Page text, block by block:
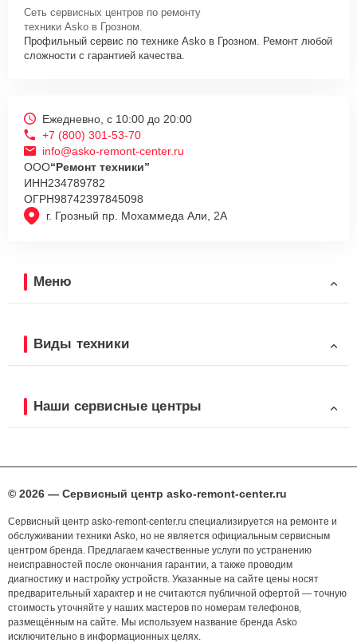
Сеть сервисных центров по ремонту
техники Asko в Грозном.
Профильный сервис по технике Asko в Грозном. Ремонт любой
сложности с гарантией качества.
г. Грозный пр. Мохаммеда Али, 2А
Ежедневно, с 10:00 до 20:00
+7 (800) 301-53-70
info@asko-remont-center.ru
ООО“Ремонт техники”
ИНН234789782
ОГРН98742397845098
Меню
Виды техники
Наши сервисные центры
© 2026 — Сервисный центр asko-remont-center.ru
Сервисный центр asko-remont-center.ru специализируется на ремонте и
обслуживании техники Asko, но не является официальным сервисным
центром бренда. Предлагаем качественные услуги по устранению
неисправностей после окончания гарантии, а также проводим
диагностику и настройку устройств. Указанные на сайте цены носят
предварительный характер и не считаются публичной офертой — точную
стоимость уточняйте у наших мастеров по номерам телефонов,
размещённым на сайте. Мы используем название бренда Asko
исключительно в информационных целях.